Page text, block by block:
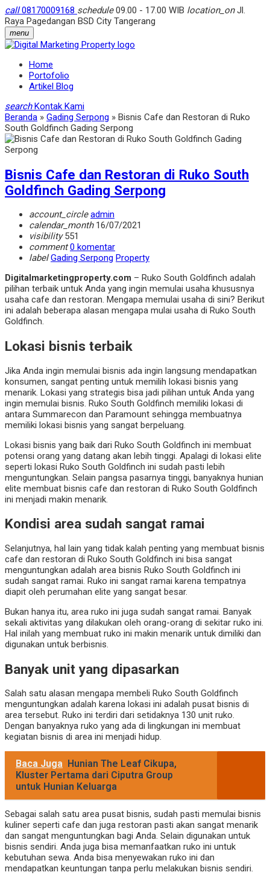
call08170009168 schedule09.00 - 17.00 WIB location_onJl.
Raya Pagedangan BSD City Tangerang
menu
Home
Portofolio
Artikel Blog
search Kontak Kami
Beranda » Gading Serpong » Bisnis Cafe dan Restoran di Ruko
South Goldfinch Gading Serpong
Bisnis Cafe dan Restoran di Ruko South
Goldfinch Gading Serpong
account_circle admin
calendar_month16/07/2021
visibility551
comment 0 komentar
label Gading Serpong Property
Digitalmarketingproperty.com – Ruko South Goldfinch adalah
pilihan terbaik untuk Anda yang ingin memulai usaha khususnya
usaha cafe dan restoran. Mengapa memulai usaha di sini? Berikut
ini adalah beberapa alasan mengapa mulai usaha di Ruko South
Goldfinch.
Lokasi bisnis terbaik
Jika Anda ingin memulai bisnis ada ingin langsung mendapatkan
konsumen, sangat penting untuk memilih lokasi bisnis yang
menarik. Lokasi yang strategis bisa jadi pilihan untuk Anda yang
ingin memulai bisnis. Ruko South Goldfinch memiliki lokasi di
antara Summarecon dan Paramount sehingga membuatnya
memiliki lokasi bisnis yang sangat berpeluang.
Lokasi bisnis yang baik dari Ruko South Goldfinch ini membuat
potensi orang yang datang akan lebih tinggi. Apalagi di lokasi elite
seperti lokasi Ruko South Goldfinch ini sudah pasti lebih
menguntungkan. Selain pangsa pasarnya tinggi, banyaknya hunian
elite membuat bisnis cafe dan restoran di Ruko South Goldfinch
ini menjadi makin menarik.
Kondisi area sudah sangat ramai
Selanjutnya, hal lain yang tidak kalah penting yang membuat bisnis
cafe dan restoran di Ruko South Goldfinch ini bisa sangat
menguntungkan adalah area bisnis Ruko South Goldfinch ini
sudah sangat ramai. Ruko ini sangat ramai karena tempatnya
diapit oleh perumahan elite yang sangat besar.
Bukan hanya itu, area ruko ini juga sudah sangat ramai. Banyak
sekali aktivitas yang dilakukan oleh orang-orang di sekitar ruko ini.
Hal inilah yang membuat ruko ini makin menarik untuk dimiliki dan
digunakan untuk berbisnis.
Banyak unit yang dipasarkan
Salah satu alasan mengapa membeli Ruko South Goldfinch
menguntungkan adalah karena lokasi ini adalah pusat bisnis di
area tersebut. Ruko ini terdiri dari setidaknya 130 unit ruko.
Dengan banyaknya ruko yang ada di lingkungan ini membuat
kegiatan bisnis di area ini menjadi hidup.
Baca Juga Hunian The Leaf Cikupa,
Kluster Pertama dari Ciputra Group
untuk Hunian Keluarga
Sebagai salah satu area pusat bisnis, sudah pasti memulai bisnis
kuliner seperti cafe dan juga restoran pasti akan sangat menarik
dan sangat menguntungkan bagi Anda. Selain digunakan untuk
bisnis sendiri. Anda juga bisa memanfaatkan ruko ini untuk
kebutuhan sewa. Anda bisa menyewakan ruko ini dan
mendapatkan keuntungan tanpa perlu melakukan bisnis sendiri.